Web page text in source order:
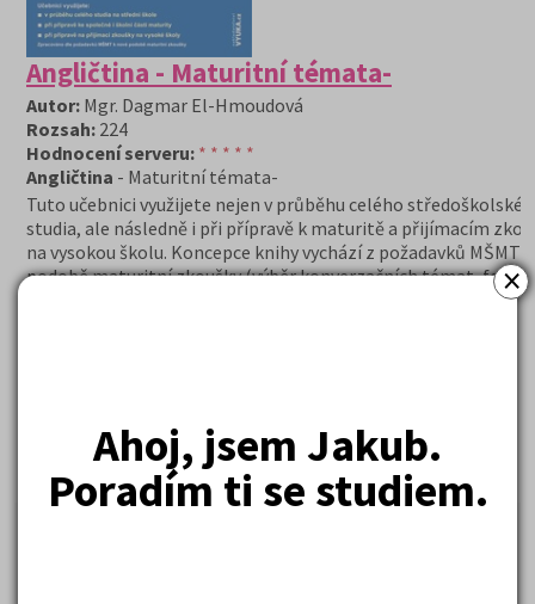
×
Ahoj, jsem Jakub.
Poradím ti se studiem.
Angličtina - Maturitní témata-
Autor: Mgr. Dagmar El-Hmoudová
Rozsah: 224
Hodnocení serveru: * * * * *
Angličtina - Maturitní témata-
Tuto učebnici využijete nejen v průběhu celého
studia, ale následně i při přípravě k maturitě a přijímacím
na vysokou školu. Koncepce knihy vychází z požadavků MŠMT
podobě maturitní zkoušky (výběr konverzačních témat, forma
OBJEDNAT
Skladem (doručení do tří dnů)